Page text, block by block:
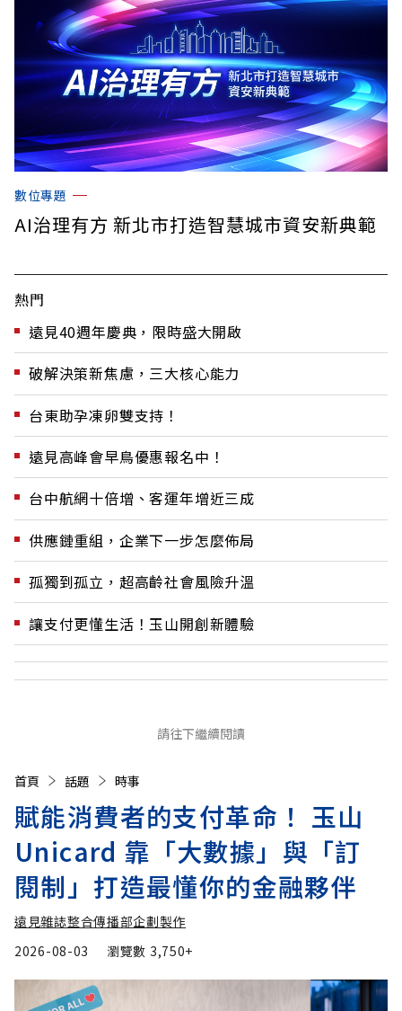
數位專題
AI治理有方 新北市打造智慧城市資安新典範
熱門
遠見40週年慶典，限時盛大開啟
破解決策新焦慮，三大核心能力
台東助孕凍卵雙支持！
遠見高峰會早鳥優惠報名中！
台中航網十倍增、客運年增近三成
供應鏈重組，企業下一步怎麼佈局
孤獨到孤立，超高齡社會風險升溫
讓支付更懂生活！玉山開創新體驗
請往下繼續閱讀
首頁 話題 時事
賦能消費者的支付革命！ 玉山
Unicard 靠「大數據」與「訂
閱制」打造最懂你的金融夥伴
遠見雜誌整合傳播部企劃製作
2026-08-03
瀏覽數 3,750+